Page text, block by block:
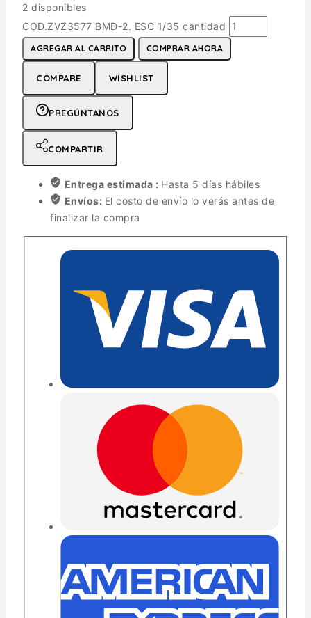
2 disponibles
COD.ZVZ3577 BMD-2. ESC 1/35 cantidad
AGREGAR AL CARRITO COMPRAR AHORA
COMPARE WISHLIST
PREGÚNTANOS
COMPARTIR
Entrega estimada : Hasta 5 días hábiles
Envíos: El costo de envío lo verás antes de
finalizar la compra